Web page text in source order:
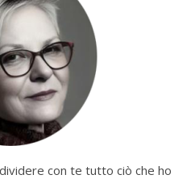
con te tutto ciò che ho